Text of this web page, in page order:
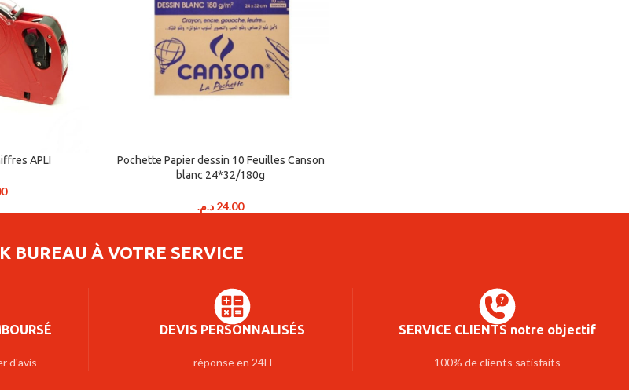
APLI
Pochette Papier dessin 10 Feuilles Canson
blanc 24*32/180g
24.00 د.م.
BUREAU À VOTRE SERVICE
d'avis
DEVIS PERSONNALISÉS
réponse en 24H
SERVICE CLIENTS notre objectif
100% de clients satisfaits